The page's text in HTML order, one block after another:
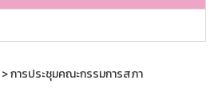
> การประชุมคณะกรรมการสภา